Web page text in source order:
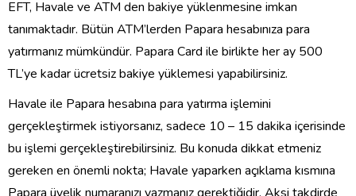
EFT, Havale ve ATM den bakiye yüklenmesine imkan
tanımaktadır. Bütün ATM’lerden Papara hesabınıza para
yatırmanız mümkündür. Papara Card ile birlikte her ay 500
TL’ye kadar ücretsiz bakiye yüklemesi yapabilirsiniz.
Havale ile Papara hesabına para yatırma işlemini
gerçekleştirmek istiyorsanız, sadece 10 – 15 dakika içerisinde
bu işlemi gerçekleştirebilirsiniz. Bu konuda dikkat etmeniz
gereken en önemli nokta; Havale yaparken açıklama kısmına